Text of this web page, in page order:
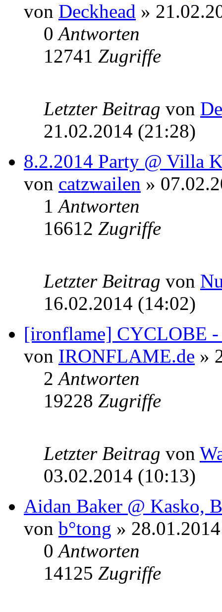
von Deckhead »
0Antworten
12741 Zugriffe
Letzter Beitrag von
21.02.2014 (21:28)
8.2.2014 Party @ Villa
von catzwailen »
1Antworten
16612 Zugriffe
Letzter Beitrag von
16.02.2014 (14:02)
[ironflame] CYCLOBE
von IRONFLAME.de »
2Antworten
19228 Zugriffe
Letzter Beitrag von
03.02.2014 (10:13)
Aidan Baker @ Kasko,
von b°tong »
0Antworten
14125 Zugriffe